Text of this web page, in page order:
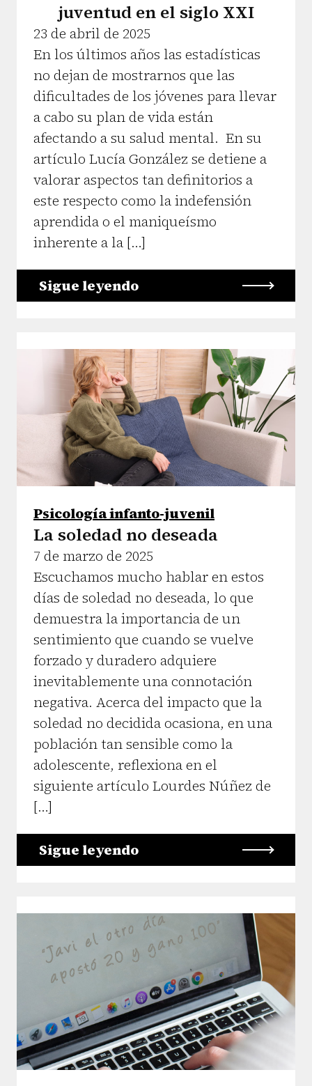
juventud en el siglo XXI
23 de abril de 2025
En los últimos años las estadísticas
no dejan de mostrarnos que las
dificultades de los jóvenes para llevar
a cabo su plan de vida están
afectando a su salud mental. En su
artículo Lucía González se detiene a
valorar aspectos tan definitorios a
este respecto como la indefensión
aprendida o el maniqueísmo
inherente a la […]
Sigue leyendo
Psicología infanto-juvenil
La soledad no deseada
7 de marzo de 2025
Escuchamos mucho hablar en estos
días de soledad no deseada, lo que
demuestra la importancia de un
sentimiento que cuando se vuelve
forzado y duradero adquiere
inevitablemente una connotación
negativa. Acerca del impacto que la
soledad no decidida ocasiona, en una
población tan sensible como la
adolescente, reflexiona en el
siguiente artículo Lourdes Núñez de
[…]
Sigue leyendo